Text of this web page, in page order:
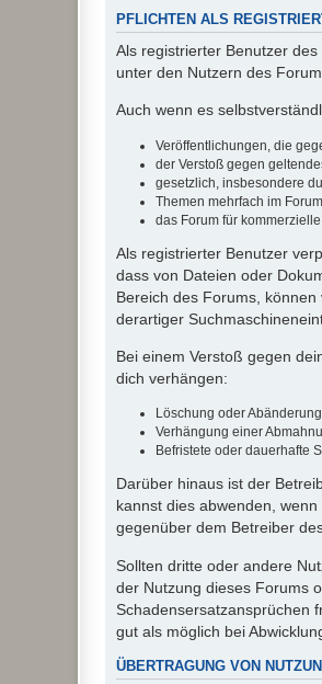
PFLICHTEN ALS
Als registrierter Benutzer
unter den Nutzern des
Auch wenn es
Veröffentlichungen, die
der Verstoß gegen
gesetzlich, insbesondere
Themen mehrfach im
das Forum für
Als registrierter Benutzer
dass von Dateien oder
Bereich des Forums,
derartiger
Bei einem Verstoß gegen
dich verhängen:
Löschung oder
Verhängung einer
Befristete oder dauerhafte
Darüber hinaus ist der
kannst dies abwenden,
gegenüber dem Betreiber
Sollten dritte oder andere
der Nutzung dieses Forums
Schadensersatzansprüchen
gut als möglich bei
ÜBERTRAGUNG VON